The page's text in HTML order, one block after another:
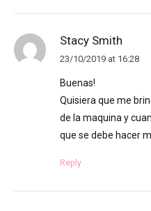
Stacy Smith
23/10/2019 at 16:28
Buenas!
Quisiera que me
de la maquina y
que se debe hacer
Reply